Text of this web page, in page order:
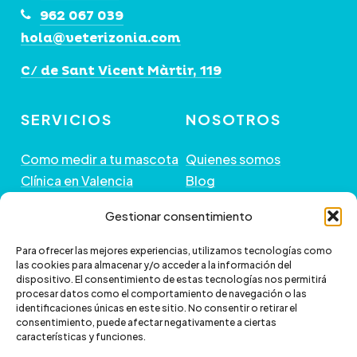
Gestionar consentimiento
Para ofrecer las mejores experiencias, utilizamos tecnologías como
las cookies para almacenar y/o acceder a la información del
dispositivo. El consentimiento de estas tecnologías nos permitirá
procesar datos como el comportamiento de navegación o las
identificaciones únicas en este sitio. No consentir o retirar el
consentimiento, puede afectar negativamente a ciertas
características y funciones.
962 067 039
hola@veterizonia.com
C/ de Sant Vicent Màrtir, 119
SERVICIOS
Como medir a tu mascota
Clínica en Valencia
NOSOTROS
Quienes somos
Blog
GUÍA DE COMPRA
Preguntas frecuentes
Paga a plazos con Klarna
Paga a plazos con
scalapay
+ INFORMACIÓN
Política de envío
Cambios y devoluciones
Política de Privacidad